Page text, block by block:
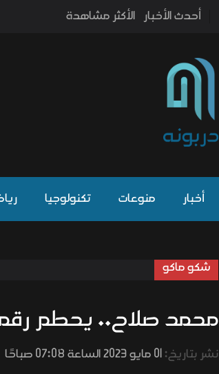
أحدث الأخبار الأكثر مشاهدة
أخبار منوعات تكنولوجيا
شكو ماكو
محمد صلاح.. يحطم
نشر بتاريخ:01 مايو 2023 الساعة 07:08 صباحًا